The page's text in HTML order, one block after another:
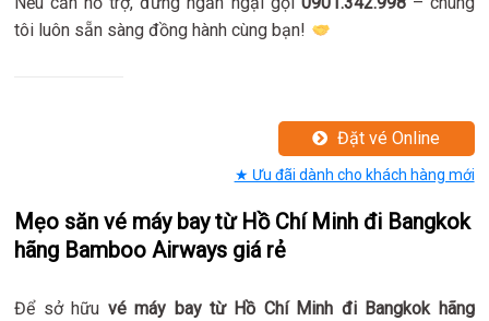
tôi luôn sẵn sàng đồng hành cùng bạn!
Đặt vé Online
★ Ưu đãi dành cho khách hàng mới
Mẹo săn vé máy bay từ Hồ Chí Minh đi Bangkok
hãng Bamboo Airways giá rẻ
Để sở hữu vé máy bay từ Hồ Chí Minh đi Bangkok hãng